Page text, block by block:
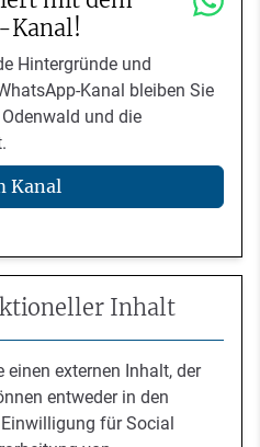
Kanal!
Hintergründe und
Kanal bleiben Sie
und die
Kanal
Inhalt
einen externen Inhalt, der
entweder in den
Einwilligung für Social